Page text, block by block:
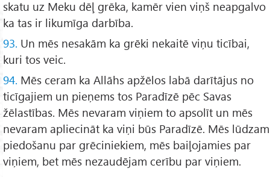
skatu uz Meku dēļ grēka, kamēr vien viņš neapgalvo
ka tas ir likumīga darbība.
93. Un mēs nesakām ka grēki nekaitē viņu ticībai,
kuri tos veic.
94. Mēs ceram ka Allāhs apžēlos labā darītājus no
ticīgajiem un pieņems tos Paradīzē pēc Savas
žēlastības. Mēs nevaram viņiem to apsolīt un mēs
nevaram apliecināt ka viņi būs Paradīzē. Mēs lūdzam
piedošanu par grēciniekiem, mēs baiļojamies par
viņiem, bet mēs nezaudējam cerību par viņiem.